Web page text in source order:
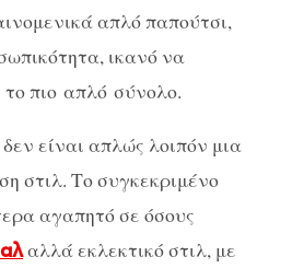
απλό παπούτσι,
ικανό να
το πιο απλό σύνολο.
είναι απλώς λοιπόν μια
στιλ. Το συγκεκριμένο
αγαπητό σε όσους
αλλά εκλεκτικό στιλ, με